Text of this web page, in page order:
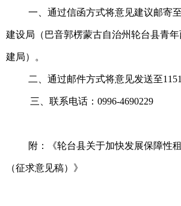
一、通过信函方式将意见建议邮寄
建设局（巴音郭楞蒙古自治州轮台县青
建局）。
二、通过邮件方式将意见发送至
三、联系电话： 0996-4690229
附：《轮台县关于加快发展保障性
（征求意见稿）》